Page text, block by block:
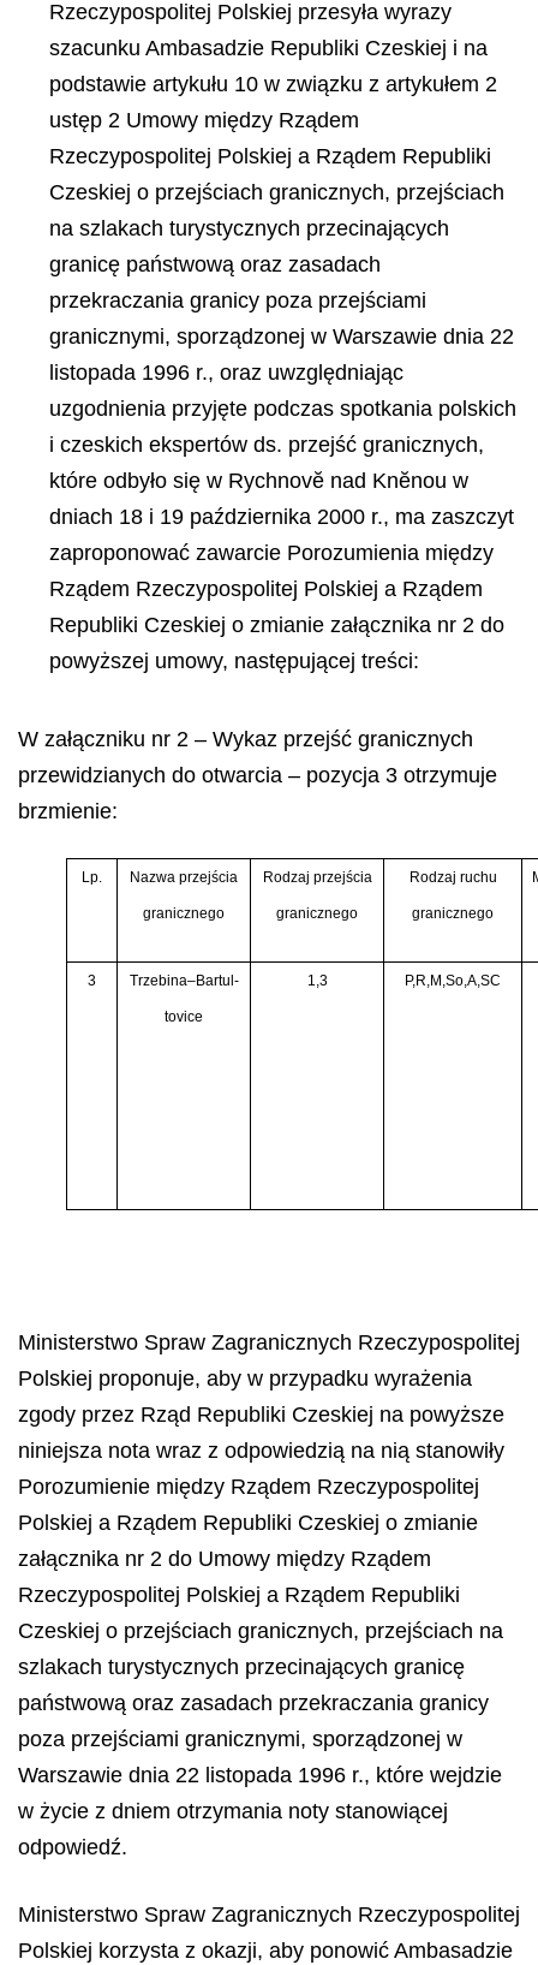
Rzeczypospolitej Polskiej przesyła wyrazy
szacunku Ambasadzie Republiki Czeskiej i na
podstawie artykułu 10 w związku z artykułem 2
ustęp 2 Umowy między Rządem
Rzeczypospolitej Polskiej a Rządem Republiki
Czeskiej o przejściach granicznych, przejściach
na szlakach turystycznych przecinających
granicę państwową oraz zasadach
przekraczania granicy poza przejściami
granicznymi, sporządzonej w Warszawie dnia 22
listopada 1996 r., oraz uwzględniając
uzgodnienia przyjęte podczas spotkania polskich
i czeskich ekspertów ds. przejść granicznych,
które odbyło się w Rychnovĕ nad Knĕnou w
dniach 18 i 19 października 2000 r., ma zaszczyt
zaproponować zawarcie Porozumienia między
Rządem Rzeczypospolitej Polskiej a Rządem
Republiki Czeskiej o zmianie załącznika nr 2 do
powyższej umowy, następującej treści:
W załączniku nr 2 – Wykaz przejść granicznych
przewidzianych do otwarcia – pozycja 3 otrzymuje
brzmienie:
Lp. Nazwa przejścia
granicznego
Rodzaj przejścia
granicznego
Rodzaj ruchu
granicznego
3 Trzebina–Bartul-
tovice
1,3 P,R,M,So,A,SC
Ministerstwo Spraw Zagranicznych Rzeczypospolitej
Polskiej proponuje, aby w przypadku wyrażenia
zgody przez Rząd Republiki Czeskiej na powyższe
niniejsza nota wraz z odpowiedzią na nią stanowiły
Porozumienie między Rządem Rzeczypospolitej
Polskiej a Rządem Republiki Czeskiej o zmianie
załącznika nr 2 do Umowy między Rządem
Rzeczypospolitej Polskiej a Rządem Republiki
Czeskiej o przejściach granicznych, przejściach na
szlakach turystycznych przecinających granicę
państwową oraz zasadach przekraczania granicy
poza przejściami granicznymi, sporządzonej w
Warszawie dnia 22 listopada 1996 r., które wejdzie
w życie z dniem otrzymania noty stanowiącej
odpowiedź.
Ministerstwo Spraw Zagranicznych Rzeczypospolitej
Polskiej korzysta z okazji, aby ponowić Ambasadzie